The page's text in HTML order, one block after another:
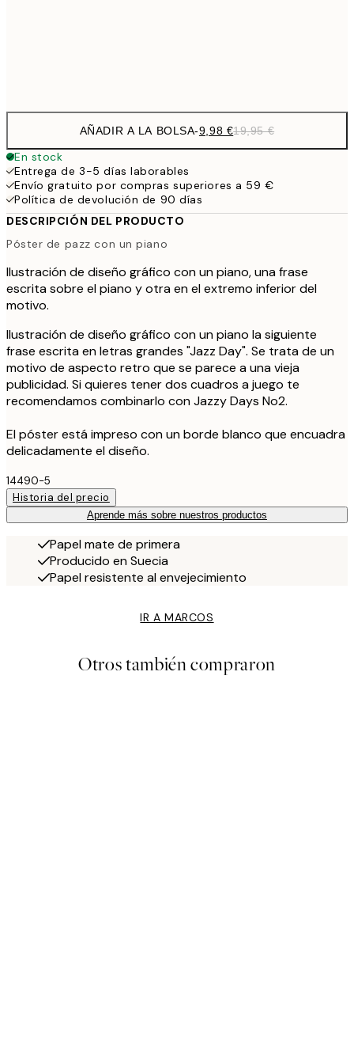
AÑADIR A LA BOLSA-9,98 €19,95 €
En stock
Entrega de 3-5 días laborables
Envío gratuito por compras superiores a 59 €
Política de devolución de 90 días
DESCRIPCIÓN DEL PRODUCTO
Póster de pazz con un piano
Ilustración de diseño gráfico con un piano, una frase
escrita sobre el piano y otra en el extremo inferior del
motivo.
Ilustración de diseño gráfico con un piano la siguiente
frase escrita en letras grandes "Jazz Day". Se trata de un
motivo de aspecto retro que se parece a una vieja
publicidad. Si quieres tener dos cuadros a juego te
recomendamos combinarlo con Jazzy Days No2.
El póster está impreso con un borde blanco que encuadra
delicadamente el diseño.
14490-5
Historia del precio
Aprende más sobre nuestros productos
Papel mate de primera
Producido en Suecia
Papel resistente al envejecimiento
IR A MARCOS
Otros también compraron